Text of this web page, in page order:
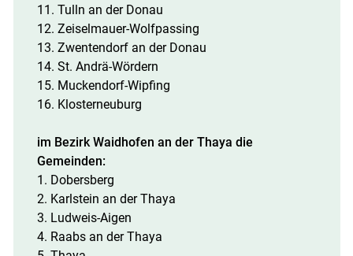
11. Tulln an der Donau
12. Zeiselmauer-Wolfpassing
13. Zwentendorf an der Donau
14. St. Andrä-Wördern
15. Muckendorf-Wipfing
16. Klosterneuburg
im Bezirk Waidhofen an der Thaya die
Gemeinden:
1. Dobersberg
2. Karlstein an der Thaya
3. Ludweis-Aigen
4. Raabs an der Thaya